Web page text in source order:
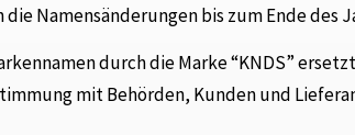
Namensänderungen bis zum Ende des
durch die Marke “KNDS”
mit Behörden, Kunden und